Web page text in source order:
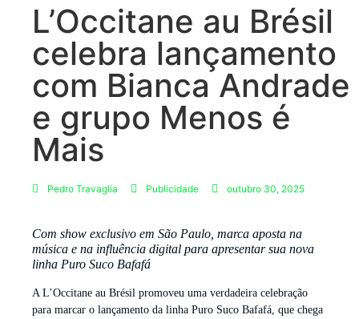
L’Occitane au Brésil
celebra lançamento
com Bianca Andrade
e grupo Menos é
Mais
Pedro Travaglia Publicidade outubro 30, 2025
Com show exclusivo em São Paulo, marca aposta na
música e na influência digital para apresentar sua nova
linha Puro Suco Bafafá
A L’Occitane au Brésil promoveu uma verdadeira celebração
para marcar o lançamento da linha Puro Suco Bafafá, que chega